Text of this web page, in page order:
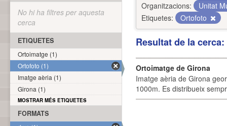
Organitzacions:
Unitat
Etiquetes:
Ortofoto
Resultat de la
Ortoimatge de Girona
Imatge aèria de Girona
1000m. Es distribueix
No hi ha filtres per aquesta
cerca
ETIQUETES
Ortoimatge (1)
Ortofoto (1)
Imatge aèria (1)
Girona (1)
MOSTRAR MÉS ETIQUETES
FORMATS